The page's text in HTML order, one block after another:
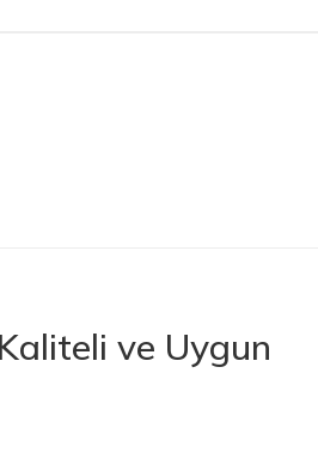
ve Uygun